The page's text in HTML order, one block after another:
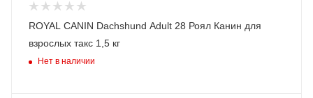
ROYAL CANIN Dachshund Adult 28 Роял Канин для
взрослых такс 1,5 кг
Нет в наличии